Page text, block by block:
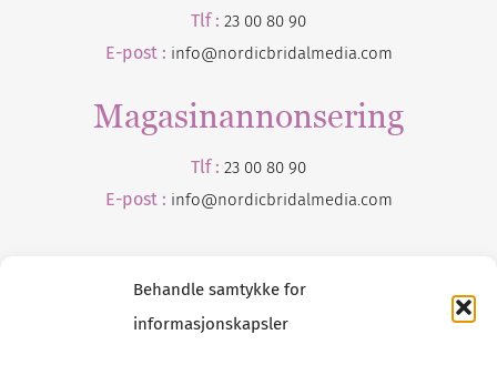
Behandle samtykke for
informasjonskapsler
Tlf : 23 00 80 90
E-post : info@nordicbridalmedia.com
Magasinannonsering
Tlf : 23 00 80 90
E-post : info@nordicbridalmedia.com